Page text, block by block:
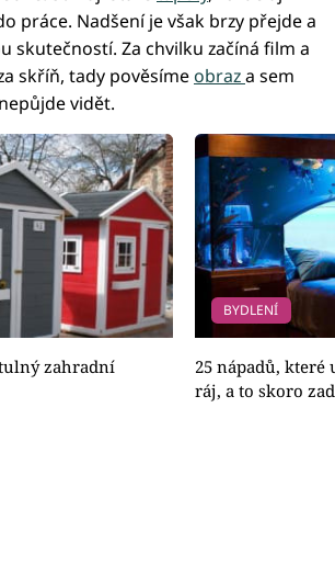
práce. Nadšení je však brzy přejde a
skutečností. Za chvilku začíná film a
skříň, tady pověsímeobraza sem
vidět.
zahradní
BYDLENÍ
25 nápadů,
ráj, a to skoro